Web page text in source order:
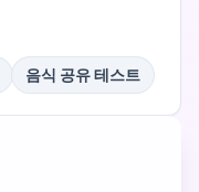
음식 공유 테스트